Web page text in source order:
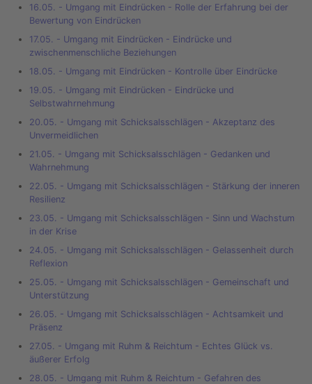
16.05. - Umgang mit Eindrücken - Rolle der Erfahrung bei der
Bewertung von Eindrücken
17.05. - Umgang mit Eindrücken - Eindrücke und
zwischenmenschliche Beziehungen
18.05. - Umgang mit Eindrücken - Kontrolle über Eindrücke
19.05. - Umgang mit Eindrücken - Eindrücke und
Selbstwahrnehmung
20.05. - Umgang mit Schicksalsschlägen - Akzeptanz des
Unvermeidlichen
21.05. - Umgang mit Schicksalsschlägen - Gedanken und
Wahrnehmung
22.05. - Umgang mit Schicksalsschlägen - Stärkung der inneren
Resilienz
23.05. - Umgang mit Schicksalsschlägen - Sinn und Wachstum
in der Krise
24.05. - Umgang mit Schicksalsschlägen - Gelassenheit durch
Reflexion
25.05. - Umgang mit Schicksalsschlägen - Gemeinschaft und
Unterstützung
26.05. - Umgang mit Schicksalsschlägen - Achtsamkeit und
Präsenz
27.05. - Umgang mit Ruhm & Reichtum - Echtes Glück vs.
äußerer Erfolg
28.05. - Umgang mit Ruhm & Reichtum - Gefahren des